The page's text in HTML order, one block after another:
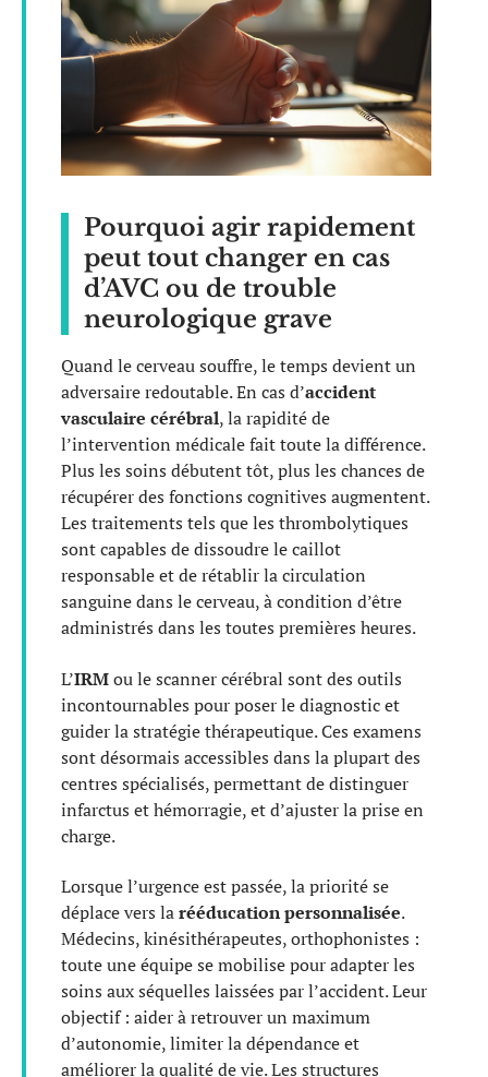
Pourquoi agir rapidement
peut tout changer en cas
d’AVC ou de trouble
neurologique grave
Quand le cerveau souffre, le temps devient un
adversaire redoutable. En cas d’accident
vasculaire cérébral, la rapidité de
l’intervention médicale fait toute la différence.
Plus les soins débutent tôt, plus les chances de
récupérer des fonctions cognitives augmentent.
Les traitements tels que les thrombolytiques
sont capables de dissoudre le caillot
responsable et de rétablir la circulation
sanguine dans le cerveau, à condition d’être
administrés dans les toutes premières heures.
L’IRMou le scanner cérébral sont des outils
incontournables pour poser le diagnostic et
guider la stratégie thérapeutique. Ces examens
sont désormais accessibles dans la plupart des
centres spécialisés, permettant de distinguer
infarctus et hémorragie, et d’ajuster la prise en
charge.
Lorsque l’urgence est passée, la priorité se
déplace vers larééducation personnalisée.
Médecins, kinésithérapeutes, orthophonistes :
toute une équipe se mobilise pour adapter les
soins aux séquelles laissées par l’accident. Leur
objectif : aider à retrouver un maximum
d’autonomie, limiter la dépendance et
améliorer la qualité de vie. Les structures